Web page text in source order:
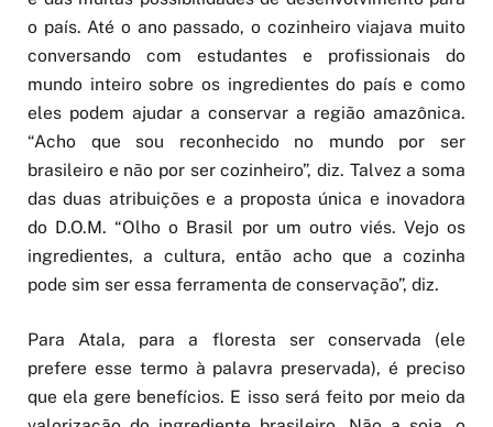
o país. Até o ano passado, o cozinheiro viajava muito
conversando com estudantes e profissionais do
mundo inteiro sobre os ingredientes do país e como
eles podem ajudar a conservar a região amazônica.
“Acho que sou reconhecido no mundo por ser
brasileiro e não por ser cozinheiro”, diz. Talvez a soma
das duas atribuições e a proposta única e inovadora
do D.O.M. “Olho o Brasil por um outro viés. Vejo os
ingredientes, a cultura, então acho que a cozinha
pode sim ser essa ferramenta de conservação”, diz.
Para Atala, para a floresta ser conservada (ele
prefere esse termo à palavra preservada), é preciso
que ela gere benefícios. E isso será feito por meio da
valorização do ingrediente brasileiro. Não a soja, o